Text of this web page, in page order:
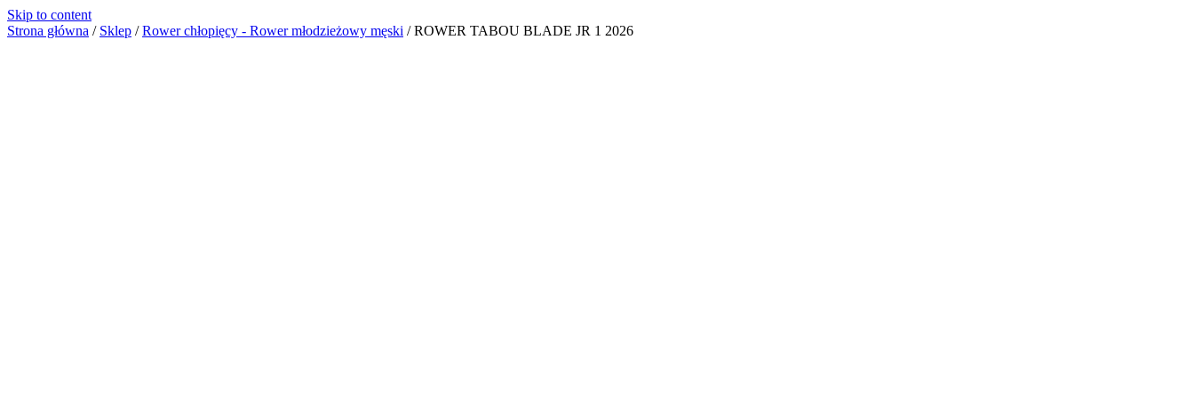
Skip to content
Strona główna / Sklep / Rower chłopięcy - Rower młodzieżowy męski / ROWER TABOU BLADE JR 1 2026